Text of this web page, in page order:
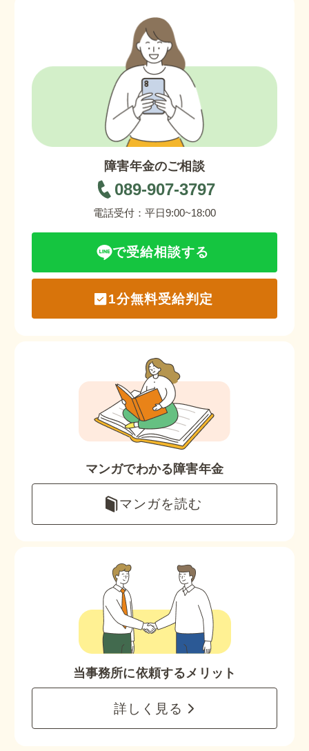
障害年金のご相談
089-907-3797
電話受付：平日9:00~18:00
で受給相談する
1分無料受給判定
マンガでわかる障害年金
マンガを読む
当事務所に依頼するメリット
詳しく見る